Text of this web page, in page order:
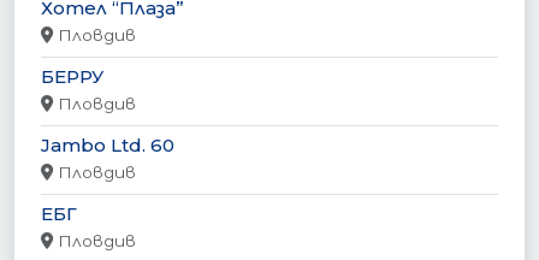
Хотел “Плаза”
Пловдив
БЕРРУ
Пловдив
Jambo Ltd. 60
Пловдив
ЕБГ
Пловдив